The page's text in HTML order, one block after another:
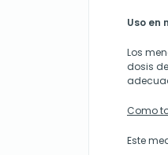
Uso en
Los
dosis
Como
Este